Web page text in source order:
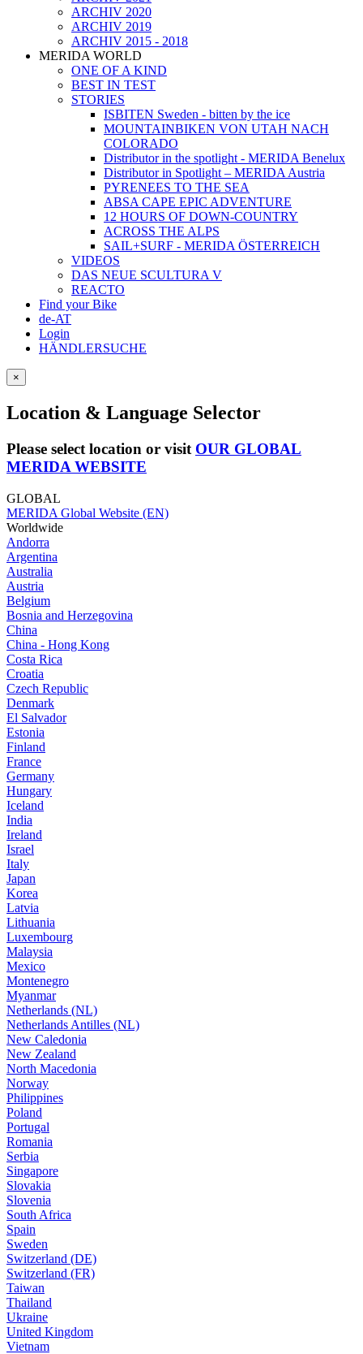
ARCHIV 2020
ARCHIV 2019
ARCHIV 2015 - 2018
MERIDA WORLD
ONE OF A KIND
BEST IN TEST
STORIES
ISBITEN Sweden - bitten by the ice
MOUNTAINBIKEN VON UTAH NACH
COLORADO
Distributor in the spotlight - MERIDA Benelux
Distributor in Spotlight – MERIDA Austria
PYRENEES TO THE SEA
ABSA CAPE EPIC ADVENTURE
12 HOURS OF DOWN-COUNTRY
ACROSS THE ALPS
SAIL+SURF - MERIDA ÖSTERREICH
VIDEOS
DAS NEUE SCULTURA V
REACTO
Find your Bike
de-AT
Login
HÄNDLERSUCHE
×
Location & Language Selector
Please select location or visit OUR GLOBAL
MERIDA WEBSITE
GLOBAL
MERIDA Global Website (EN)
Worldwide
Andorra
Argentina
Australia
Austria
Belgium
Bosnia and Herzegovina
China
China - Hong Kong
Costa Rica
Croatia
Czech Republic
Denmark
El Salvador
Estonia
Finland
France
Germany
Hungary
Iceland
India
Ireland
Israel
Italy
Japan
Korea
Latvia
Lithuania
Luxembourg
Malaysia
Mexico
Montenegro
Myanmar
Netherlands (NL)
Netherlands Antilles (NL)
New Caledonia
New Zealand
North Macedonia
Norway
Philippines
Poland
Portugal
Romania
Serbia
Singapore
Slovakia
Slovenia
South Africa
Spain
Sweden
Switzerland (DE)
Switzerland (FR)
Taiwan
Thailand
Ukraine
United Kingdom
Vietnam